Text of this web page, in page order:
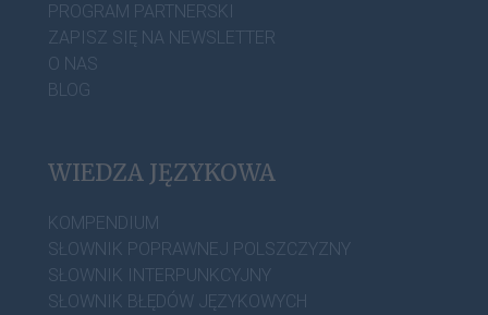
PROGRAM PARTNERSKI
ZAPISZ SIĘ NA NEWSLETTER
O NAS
BLOG
WIEDZA JĘZYKOWA
KOMPENDIUM
SŁOWNIK POPRAWNEJ POLSZCZYZNY
SŁOWNIK INTERPUNKCYJNY
SŁOWNIK BŁĘDÓW JĘZYKOWYCH